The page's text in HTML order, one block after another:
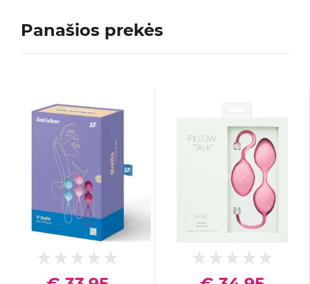
Panašios prekės